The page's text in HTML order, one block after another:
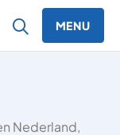
MENU
Nederland,